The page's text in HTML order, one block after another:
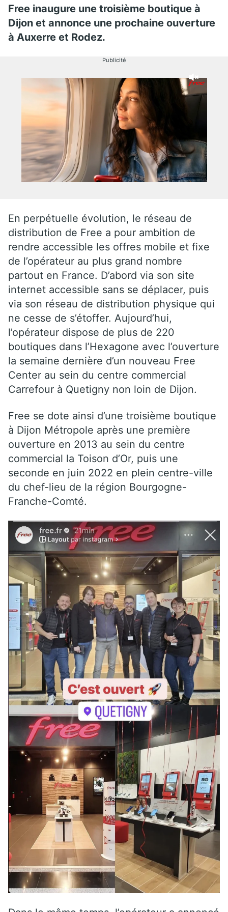
Free inaugure une troisième boutique à
Dijon et annonce une prochaine ouverture
à Auxerre et Rodez.
Publicité
En perpétuelle évolution, le réseau de
distribution de Free a pour ambition de
rendre accessible les offres mobile et fixe
de l’opérateur au plus grand nombre
partout en France. D’abord via son site
internet accessible sans se déplacer, puis
via son réseau de distribution physique qui
ne cesse de s’étoffer. Aujourd’hui,
l’opérateur dispose de plus de 220
boutiques dans l’Hexagone avec l’ouverture
la semaine dernière d’un nouveau Free
Center au sein du centre commercial
Carrefour à Quetigny non loin de Dijon.
Free se dote ainsi d’une troisième boutique
à Dijon Métropole après une première
ouverture en 2013 au sein du centre
commercial la Toison d’Or, puis une
seconde en juin 2022 en plein centre-ville
du chef-lieu de la région Bourgogne-
Franche-Comté.